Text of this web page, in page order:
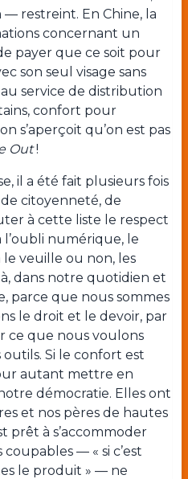
restreint. En Chine, la
concernant un
payer que ce soit pour
son seul visage sans
service de distribution
confort pour
s’aperçoit qu’on est pas
Out!
il a été fait plusieurs fois
citoyenneté, de
à cette liste le respect
l’oubli numérique, le
le veuille ou non, les
dans notre quotidien et
parce que nous sommes
le droit et le devoir, par
ce que nous voulons
Si le confort est
autant mettre en
démocratie. Elles ont
et nos pères de hautes
prêt à s’accommoder
— « si c’est
le produit » — ne